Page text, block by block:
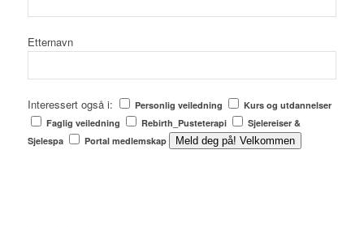
Etternavn
Interessert også i: Personlig veiledning
Kurs og utdannelser
Faglig veiledning
Rebirth_Pusteterapi
Sjelereiser &
Sjelespa
Portal medlemskap Meld deg på! Velkommen